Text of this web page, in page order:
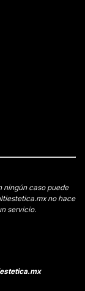
ningún caso puede
no hace
servicio.